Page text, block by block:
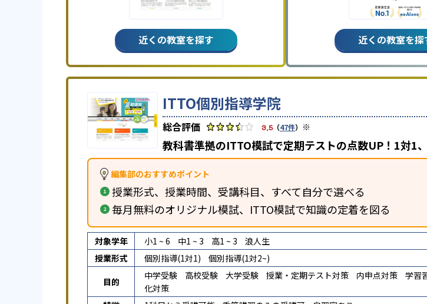
近くの教室を探す 近くの教室を探
ITTO個別指導学院
3.5（47件） ※
教科書準拠のITTO模試で定期テストの点数UP！1対1
編集部のおすすめポイント
授業形式、授業時間、受講科目、すべて自分で選べる
毎月無料のオリジナル模試、ITTO模試で知識の定着を図る
対象学年 小1 ~ 6 中1 ~ 3 高1 ~ 3
浪人生
授業形式
個別指導(1対1)
個別指導(1対2~)
目的
中学受験 高校受験 大学受験 授業・定期テスト対策 内申点対策 学習
化対策